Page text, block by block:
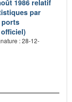
1986 relatif
par
ports
: 28-12-